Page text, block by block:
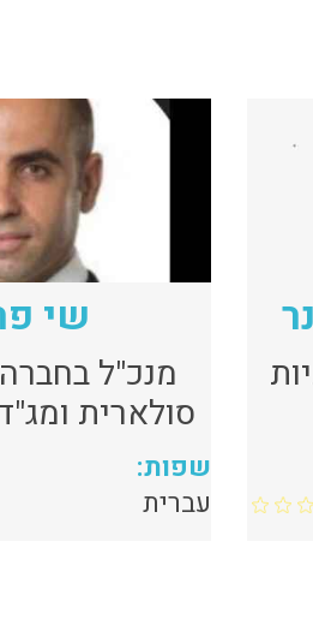
שי
מנכ"ל
סולארית
שפות:
עברית